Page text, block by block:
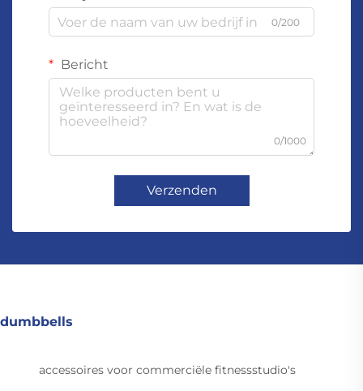
0/200
Bericht
0/1000
Verzenden
dumbbells
accessoires voor commerciële fitnessstudio's